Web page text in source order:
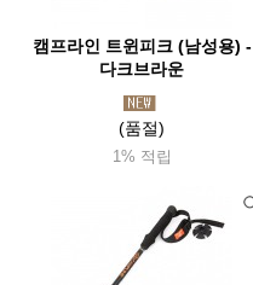
캠프라인 트윈피크 (남성용) -
다크브라운
(품절)
1% 적립